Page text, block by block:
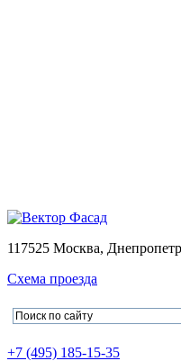
117525 Москва,
Схема проезда
+7 (495) 185-15-35